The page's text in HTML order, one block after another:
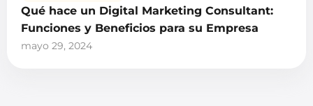
Qué hace un Digital Marketing Consultant:
Funciones y Beneficios para su Empresa
mayo 29, 2024